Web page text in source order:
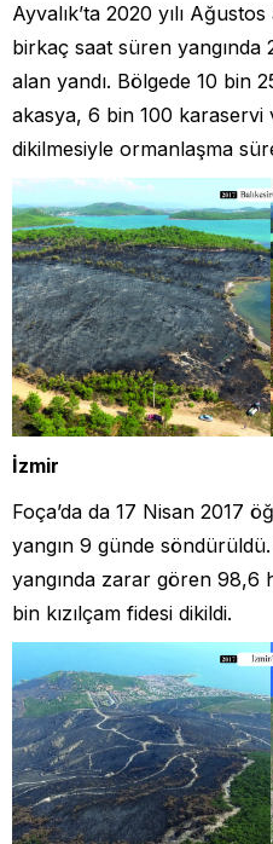
Ayvalık’ta 2020 yılı
birkaç saat süren yangında
alan yandı. Bölgede 10 bin
akasya, 6 bin 100 karaservi
dikilmesiyle ormanlaşma
İzmir
Foça’da da 17 Nisan 2017
yangın 9 günde
yangında zarar gören 98,6
bin kızılçam fidesi dikildi.